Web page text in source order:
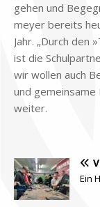
ge­hen und
mey­er be­reits
Jahr. „Durch den
ist die
wir wol­len auch
und
wei­ter.
Ein